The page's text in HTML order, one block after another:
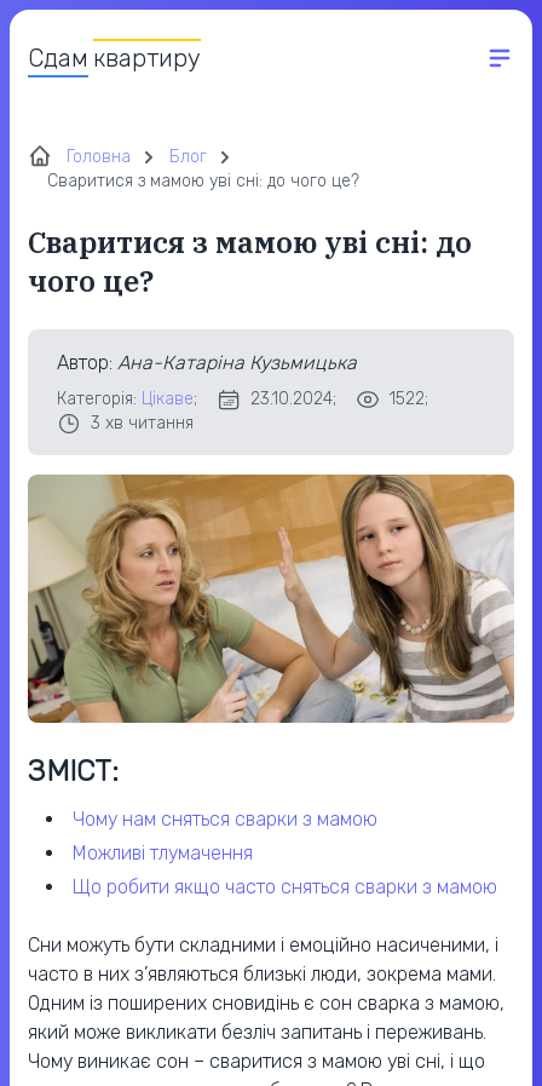
Сдам квартиру
Головна
Блог
Сваритися з мамою уві сні: до чого це?
Сваритися з мамою уві сні: до
чого це?
Автор: Ана-Катаріна Кузьмицька
Категорія: Цікаве; 23.10.2024;
1522;
3 хв читання
ЗМІСТ:
чому нам сняться сварки з мамою
можливі тлумачення
що робити якщо часто сняться сварки з мамою
​​Сни можуть бути складними і емоційно насиченими, і
часто в них з’являються близькі люди, зокрема мами.
Одним із поширених сновидінь є сон сварка з мамою,
який може викликати безліч запитань і переживань.
Чому виникає сон – сваритися з мамою уві сні, і що